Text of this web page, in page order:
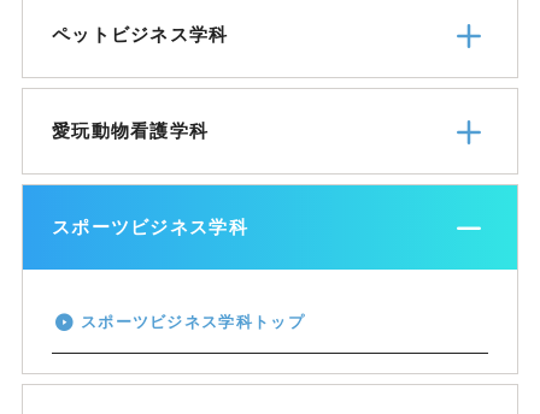
ペットビジネス学科
愛玩動物看護学科
スポーツビジネス学科
スポーツビジネス学科トップ